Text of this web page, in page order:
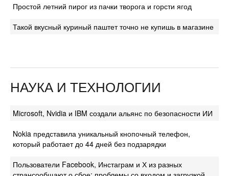
Простой летний пирог из пачки творога и горсти ягод
Такой вкусный куриный паштет точно не купишь в магазине
НАУКА И ТЕХНОЛОГИИ
Microsoft, Nvidia и IBM создали альянс по безопасности ИИ
Nokia представила уникальный кнопочный телефон,
который работает до 44 дней без подзарядки
Пользователи Facebook, Инстаграм и Х из разных